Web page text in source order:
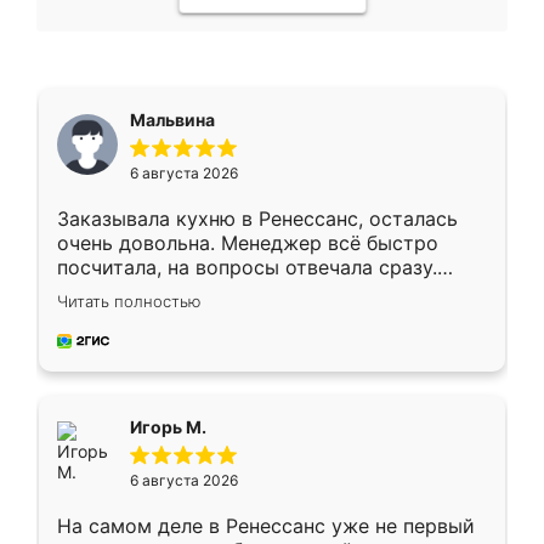
Мальвина
6 августа 2026
Заказывала кухню в Ренессанс, осталась
очень довольна. Менеджер всё быстро
посчитала, на вопросы отвечала сразу.
Замерщик приехал в субботу, подошёл к
делу со всей ответственностью. Собрали
за день, ребята работали аккуратно, даже
Читать полностью
Игорь М.
6 августа 2026
На самом деле в Ренессанс уже не первый